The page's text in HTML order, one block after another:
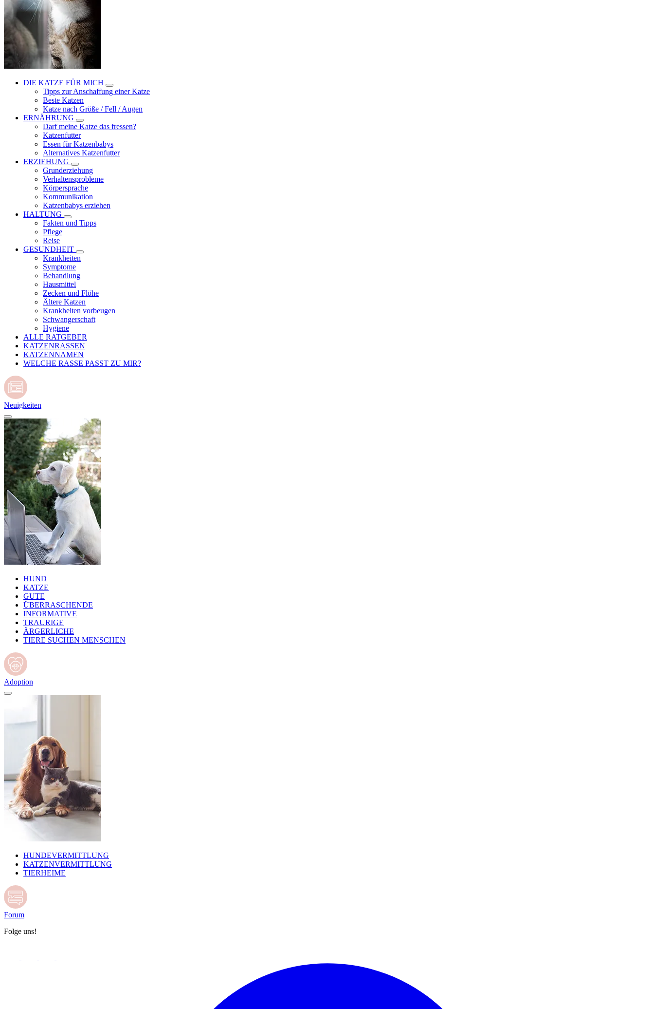
DIE KATZE FÜR MICH
Tipps zur Anschaffung einer Katze
Beste Katzen
Katze nach Größe / Fell / Augen
ERNÄHRUNG
Darf meine Katze das fressen?
Katzenfutter
Essen für Katzenbabys
Alternatives Katzenfutter
ERZIEHUNG
Grunderziehung
Verhaltensprobleme
Körpersprache
Kommunikation
Katzenbabys erziehen
HALTUNG
Fakten und Tipps
Pflege
Reise
GESUNDHEIT
Krankheiten
Symptome
Behandlung
Hausmittel
Zecken und Flöhe
Ältere Katzen
Krankheiten vorbeugen
Schwangerschaft
Hygiene
ALLE RATGEBER
KATZENRASSEN
KATZENNAMEN
WELCHE RASSE PASST ZU MIR?
Neuigkeiten
HUND
KATZE
GUTE
ÜBERRASCHENDE
INFORMATIVE
TRAURIGE
ÄRGERLICHE
TIERE SUCHEN MENSCHEN
Adoption
HUNDEVERMITTLUNG
KATZENVERMITTLUNG
TIERHEIME
Forum
Folge uns!